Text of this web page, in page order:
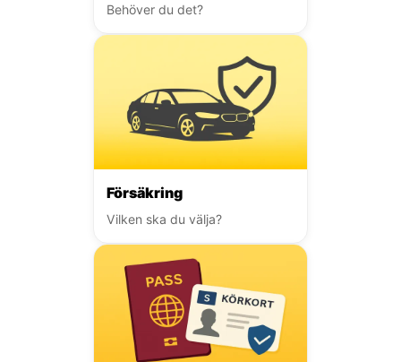
Behöver du det?
Försäkring
Vilken ska du välja?